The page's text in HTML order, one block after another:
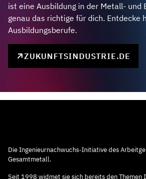
ist eine Ausbildung in der Metall- und
genau das richtige für dich. Entdecke
Ausbildungsberufe.
ZUKUNFTSINDUSTRIE.DE
Die Ingenieurnachwuchs-Initiative des
Gesamtmetall.
Seit 1998 widmet sie sich bereits den Themen